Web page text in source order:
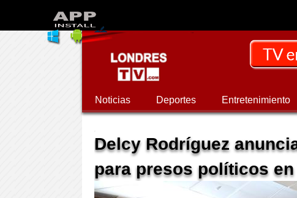
Noticias Deportes Entretenimiento
Delcy Rodríguez
para presos políticos en